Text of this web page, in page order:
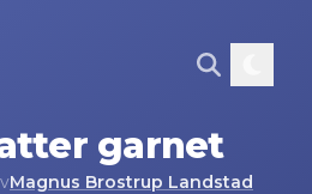
garnet
Magnus Brostrup Landstad